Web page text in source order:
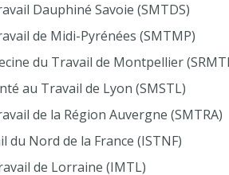
Dauphiné Savoie (SMTDS)
de Midi-Pyrénées (SMTMP)
du Travail de Montpellier
au Travail de Lyon (SMSTL)
de la Région Auvergne (SMTRA)
Nord de la France (ISTNF)
de Lorraine (IMTL)